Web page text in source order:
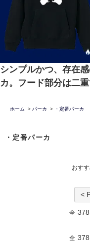
シンプルかつ、存在
カ。フード部分は二
ホーム > パーカ > ・定番パーカ
・定番パーカ
おす
<
全 378
全 378